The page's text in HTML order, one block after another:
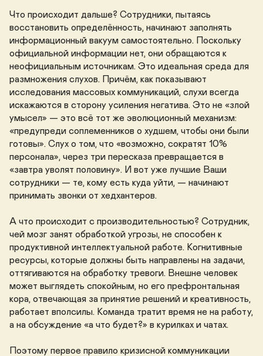
Что происходит дальше? Сотрудники, пытаясь
восстановить определённость, начинают заполнять
информационный вакуум самостоятельно. Поскольку
официальной информации нет, они обращаются к
неофициальным источникам. Это идеальная среда для
размножения слухов. Причём, как показывают
исследования массовых коммуникаций, слухи всегда
искажаются в сторону усиления негатива. Это не «злой
умысел» — это всё тот же эволюционный механизм:
«предупреди соплеменников о худшем, чтобы они были
готовы». Слух о том, что «возможно, сократят 10%
персонала», через три пересказа превращается в
«завтра уволят половину». И вот уже лучшие Ваши
сотрудники — те, кому есть куда уйти, — начинают
принимать звонки от хедхантеров.
А что происходит с производительностью? Сотрудник,
чей мозг занят обработкой угрозы, не способен к
продуктивной интеллектуальной работе. Когнитивные
ресурсы, которые должны быть направлены на задачи,
оттягиваются на обработку тревоги. Внешне человек
может выглядеть спокойным, но его префронтальная
кора, отвечающая за принятие решений и креативность,
работает вполсилы. Команда тратит время не на работу,
а на обсуждение «а что будет?» в курилках и чатах.
Поэтому первое правило кризисной коммуникации